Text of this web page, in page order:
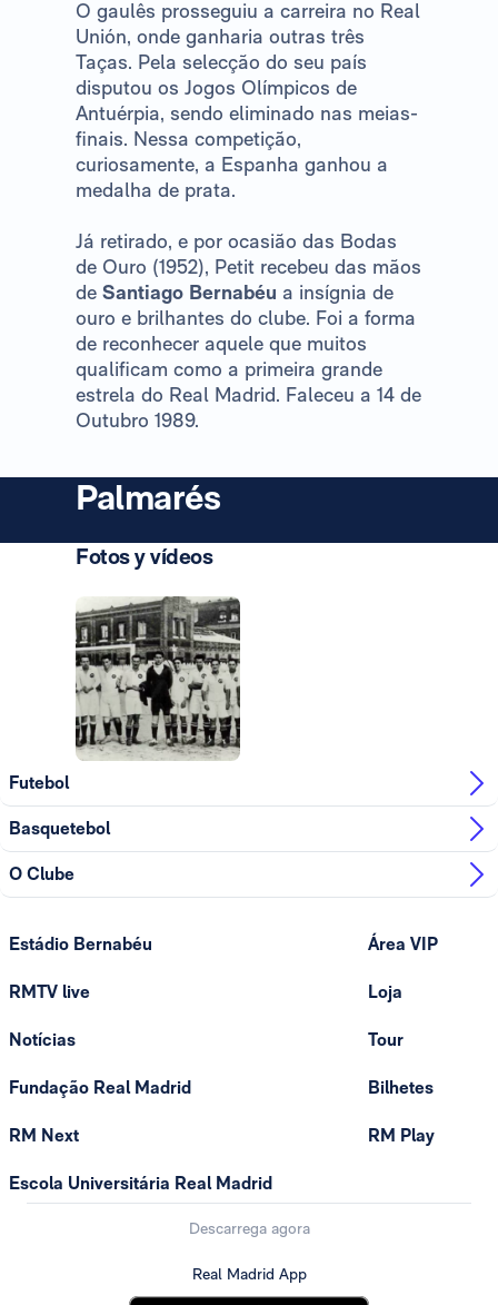
O gaulês prosseguiu a carreira no Real
Unión, onde ganharia outras três
Taças. Pela selecção do seu país
disputou os Jogos Olímpicos de
Antuérpia, sendo eliminado nas meias-
finais. Nessa competição,
curiosamente, a Espanha ganhou a
medalha de prata.
Já retirado, e por ocasião das Bodas
de Ouro (1952), Petit recebeu das mãos
de Santiago Bernabéu a insígnia de
ouro e brilhantes do clube. Foi a forma
de reconhecer aquele que muitos
qualificam como a primeira grande
estrela do Real Madrid. Faleceu a 14 de
Outubro 1989.
Palmarés
Fotos y vídeos
Futebol
Basquetebol
O Clube
Estádio Bernabéu
RMTV live
Notícias
Fundação Real Madrid
RM Next
Escola Universitária Real Madrid
Área VIP
Loja
Tour
Bilhetes
RM Play
Descarrega agora
Real Madrid App